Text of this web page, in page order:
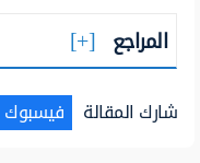
المراجع
شارك المقالة فيسبوك